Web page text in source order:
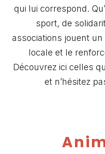
qui lui correspond.
sport, de
associations jouent
locale et le
Découvrez ici celles
et n’hésitez